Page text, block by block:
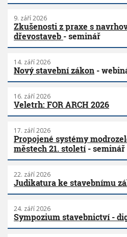
9. září 2026
Zkušenosti z praxe s
dřevostaveb - seminář
14. září 2026
Nový stavební zákon -
16. září 2026
Veletrh: FOR ARCH 2026
17. září 2026
Propojené systémy
městech 21. století- seminář
22. září 2026
Judikatura ke stavebnímu
24. září 2026
Sympozium stavebnictví -